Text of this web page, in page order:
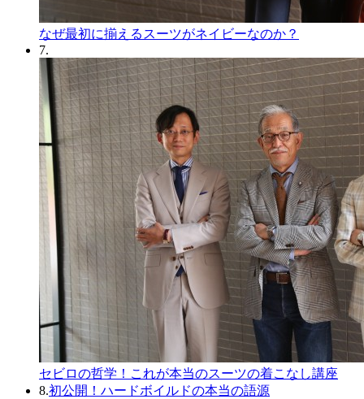
なぜ最初に揃えるスーツがネイビーなのか？
7.
セビロの哲学！これが本当のスーツの着こなし講座
8.初公開！ハードボイルドの本当の語源